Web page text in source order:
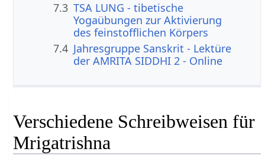
7.3 TSA LUNG - tibetische
Yogaübungen zur Aktivierung
des feinstofflichen Körpers
7.4 Jahresgruppe Sanskrit - Lektüre
der AMRITA SIDDHI 2 - Online
Verschiedene Schreibweisen für
Mrigatrishna